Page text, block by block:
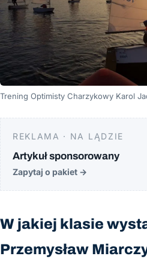
Trening Optimisty Charzykowy Karol
REKLAMA · NA LĄDZIE
Artykuł sponsorowany
Zapytaj o pakiet →
W jakiej klasie
Przemysław